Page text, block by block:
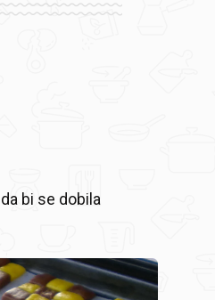
bi se dobila